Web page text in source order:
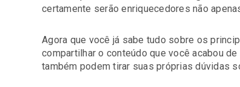
certamente serão enriquecedores não
Agora que você já sabe tudo sobre os
compartilhar o conteúdo que você acabou
também podem tirar suas próprias dúvidas